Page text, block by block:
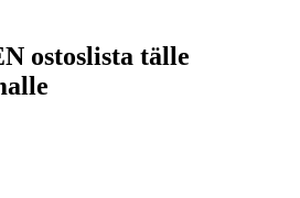
ostoslista tälle